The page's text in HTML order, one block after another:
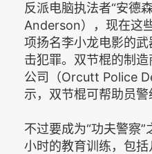
反派电脑执法者“安德
Anderson），现在这
项扬名李小龙电影的武
击犯罪。双节棍的制
公司（Orcutt Police
示，双节棍可帮助员警
不过要成为“功夫警察
小时的教育训练，包